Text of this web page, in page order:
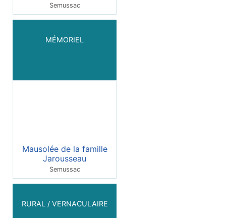
Semussac
MÉMORIEL
Mausolée de la famille
Jarousseau
Semussac
RURAL / VERNACULAIRE